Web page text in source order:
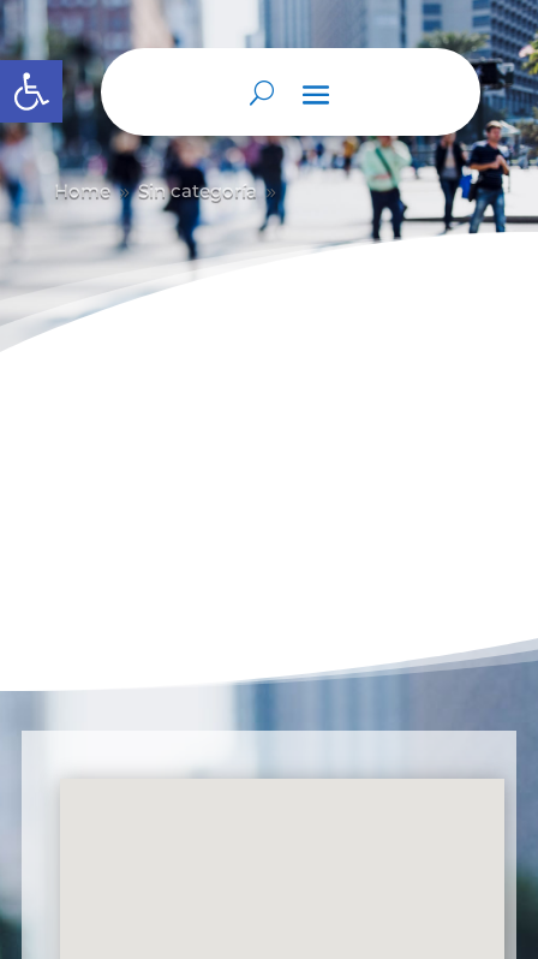
Abrir barra de herramientas
Home 9 Sin categoría 9